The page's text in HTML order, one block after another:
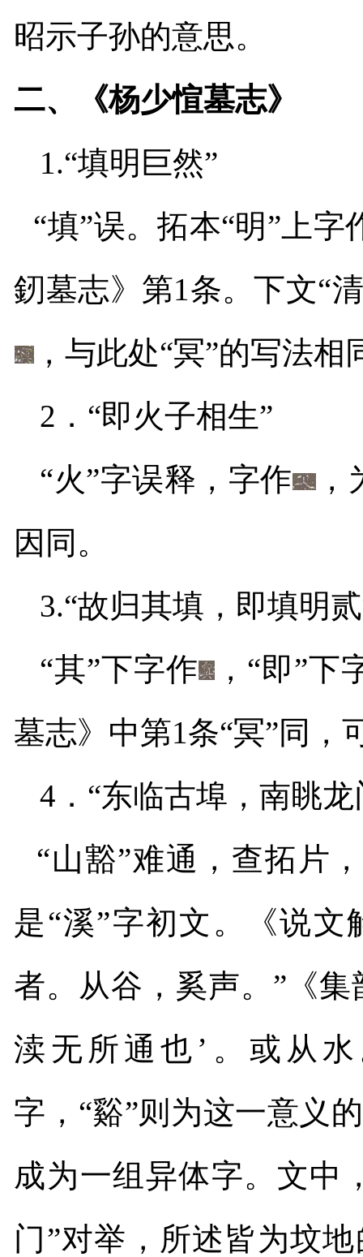
昭示子孙的意思。
二、《杨少愃墓志》
1.“填明巨然”
“填”误。拓本“明”上字
釰墓志》第1条。下文“
，与此处“冥”的写法相
2 ．“即火子相生”
“火”字误释，字作
，
因同。
3.“故归其填，即填明
“其”下字作 ，“即”下
墓志》中第1条“冥”同，
4 ．“东临古埠，南眺
“山豁”难通，查拓片
是“溪”字初文。《说文
者。从谷，奚声。”《集
渎无所通也’。或从
字，“谿”则为这一意义
成为一组异体字。文中
门”对举，所述皆为坟